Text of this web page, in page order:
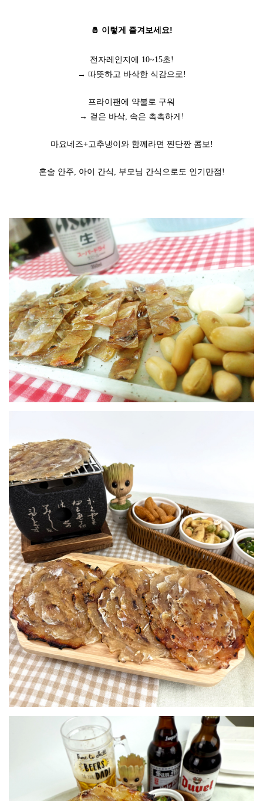
🧂 이렇게 즐겨보세요!
전자레인지에 10~15초!
→ 따뜻하고 바삭한 식감으로!
프라이팬에 약불로 구워
→ 겉은 바삭, 속은 촉촉하게!
마요네즈+고추냉이와 함께라면 찐단짠 콤보!
혼술 안주, 아이 간식, 부모님 간식으로도 인기만점!